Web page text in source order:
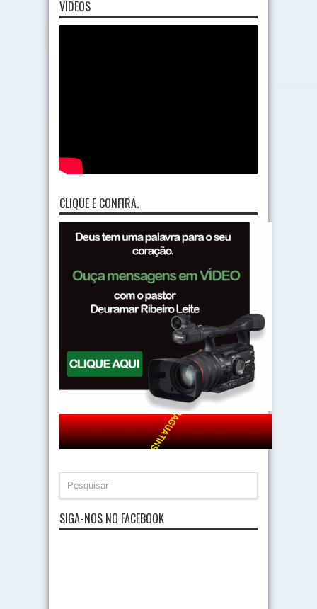
VÍDEOS
CLIQUE E CONFIRA.
SIGA-NOS NO FACEBOOK